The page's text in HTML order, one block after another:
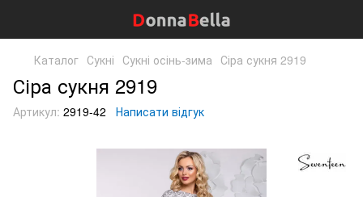
Каталог Сукні Сукні осінь-зима Сіра сукня 2919
Сіра сукня 2919
Артикул: 2919-42 Написати відгук